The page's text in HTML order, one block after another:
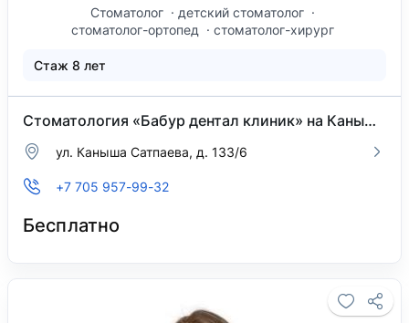
Стоматолог
детский стоматолог
стоматолог-ортопед
стоматолог-хирург
Стаж 8 лет
Стоматология «Бабур дентал клиник» на Каныша Сатпаева
​ул. Каныша Сатпаева, д. 133/6
+7 705 957-99-32
Бесплатно